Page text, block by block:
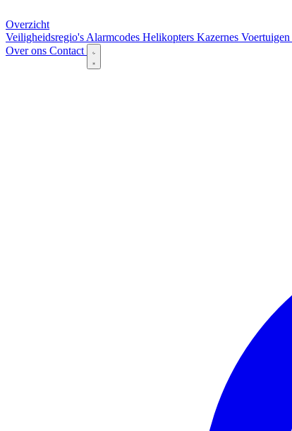
Overzicht
Veiligheidsregio's Alarmcodes Helikopters Kazernes Voertuigen
Over ons Contact